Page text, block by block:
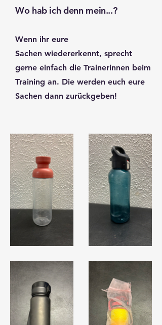
Wo hab ich denn mein...?
Wenn ihr eure
Sachen wiedererkennt, sprecht
gerne einfach die Trainerinnen beim
Training an. Die werden euch eure
Sachen dann zurückgeben!